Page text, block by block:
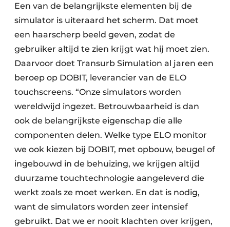
Een van de belangrijkste elementen bij de
simulator is uiteraard het scherm. Dat moet
een haarscherp beeld geven, zodat de
gebruiker altijd te zien krijgt wat hij moet zien.
Daarvoor doet Transurb Simulation al jaren een
beroep op DOBIT, leverancier van de ELO
touchscreens. “Onze simulators worden
wereldwijd ingezet. Betrouwbaarheid is dan
ook de belangrijkste eigenschap die alle
componenten delen. Welke type ELO monitor
we ook kiezen bij DOBIT, met opbouw, beugel of
ingebouwd in de behuizing, we krijgen altijd
duurzame touchtechnologie aangeleverd die
werkt zoals ze moet werken. En dat is nodig,
want de simulators worden zeer intensief
gebruikt. Dat we er nooit klachten over krijgen,